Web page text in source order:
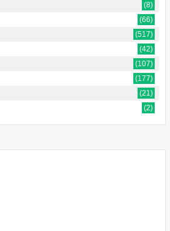
(8)
(66)
(517)
(42)
(107)
(177)
(21)
(2)